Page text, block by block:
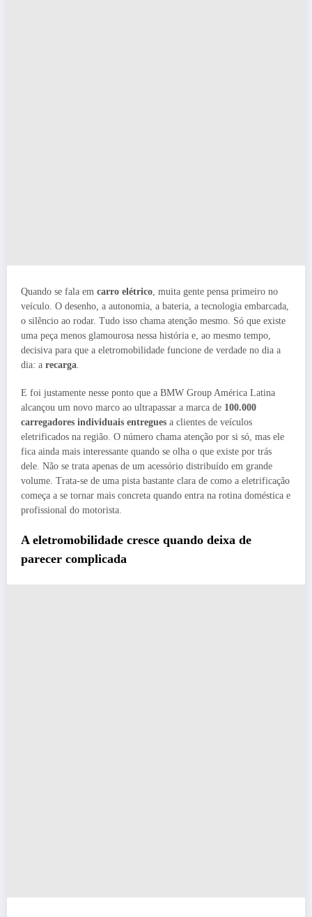
Quando se fala em carro elétrico , muita gente pensa primeiro no
veículo. O desenho, a autonomia, a bateria, a tecnologia embarcada,
o silêncio ao rodar. Tudo isso chama atenção mesmo. Só que existe
uma peça menos glamourosa nessa história e, ao mesmo tempo,
decisiva para que a eletromobilidade funcione de verdade no dia a
dia: a recarga
E foi justamente nesse ponto que a BMW Group América Latina
alcançou um novo marco ao ultrapassar a marca de 100.000
carregadores individuais entregues a clientes de veículos
eletrificados na região. O número chama atenção por si só, mas ele
fica ainda mais interessante quando se olha o que existe por trás
dele. Não se trata apenas de um acessório distribuído em grande
volume. Trata-se de uma pista bastante clara de como a eletrificação
começa a se tornar mais concreta quando entra na rotina doméstica e
profissional do motorista.
A eletromobilidade cresce quando deixa de
parecer complicada